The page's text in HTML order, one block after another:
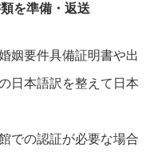
を準備・返送
姻要件具備証明書や出
日本語訳を整えて日本
での認証が必要な場合